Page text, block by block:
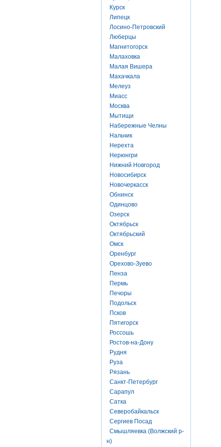
Курск
Липецк
Лосино-Петровский
Люберцы
Магнитогорск
Малаховка
Малая Вишера
Махачкала
Мелеуз
Миасс
Москва
Мытищи
Набережные Челны
Нальчик
Нерехта
Нерюнгри
Нижний Новгород
Новосибирск
Новочеркасск
Обнинск
Одинцово
Озерск
Октябрьск
Октябрьский
Омск
Оренбург
Орехово-Зуево
Пенза
Пермь
Печоры
Подольск
Псков
Пятигорск
Россошь
Ростов-на-Дону
Рудня
Руза
Рязань
Санкт-Петербург
Сарапул
Сатка
Северобайкальск
Сергиев Посад
Смышляевка (Волжский р-
н)